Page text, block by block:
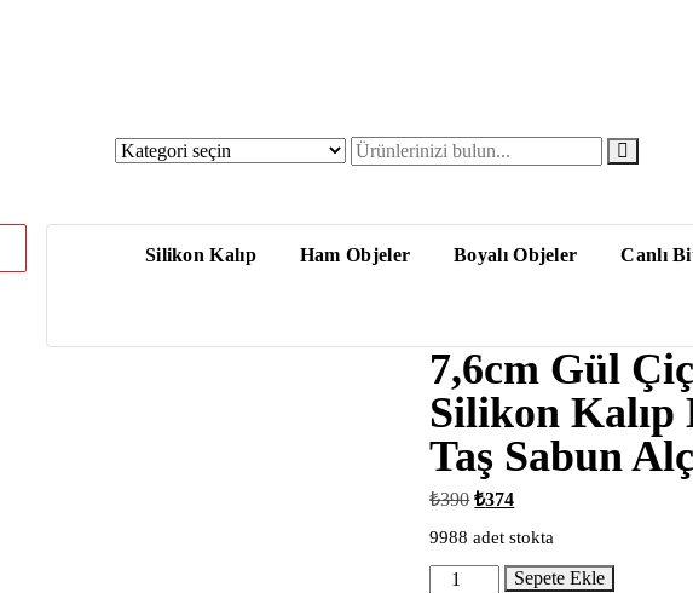
Silikon Kalıp Ham Objeler Boyalı Objeler Canlı
7,6cm Gül
Silikon
Taş Sabun
₺390 Orijinal
₺390.
₺374Şu
fiyat:
9988 adet stokta
7,6cm
Sepete Ekle